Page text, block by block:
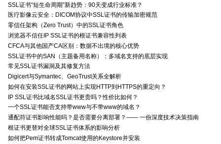
SSL证书“短生命周期”新趋势：90天变成行业标准？
医疗影像云安全：DICOM协议中SSL证书的传输加密规范
零信任架构（Zero Trust）中的SSL证书角色
浏览器不信任IP SSL证书的根证书兼容性列表
CFCA与其他国产CA区别：数据不出境的核心优势
SSL证书中的SAN（主题备用名称）：多域名支持的底层实现
常见SSL证书漏洞及其修复方法
Digicert与Symantec、GeoTrust关系全解析
如何在安装SSL证书的网站上实现HTTP到HTTPS的重定向？
IP SSL证书比域名SSL证书更贵吗？性价比如何？
一个SSL证书能否支持带www与不带www的域名？
通配符证书影响性能吗？是否需要分离部署？—— 一份深度技术决策指南
根证书更替对全球SSL证书体系的影响分析
如何把Pem证书转成Tomcat使用的Keystore并安装